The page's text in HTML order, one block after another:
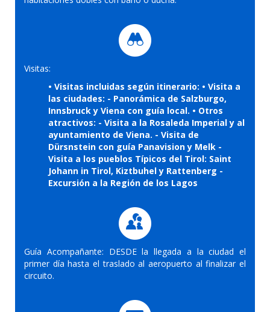
Visitas:
• Visitas incluidas según itinerario: • Visita a
las ciudades: - Panorámica de Salzburgo,
Innsbruck y Viena con guía local. • Otros
atractivos: - Visita a la Rosaleda Imperial y al
ayuntamiento de Viena. - Visita de
Dürsnstein con guía Panavision y Melk -
Visita a los pueblos Típicos del Tirol: Saint
Johann in Tirol, Kiztbuhel y Rattenberg -
Excursión a la Región de los Lagos
Guía Acompañante: DESDE la llegada a la ciudad el
primer día hasta el traslado al aeropuerto al finalizar el
circuito.